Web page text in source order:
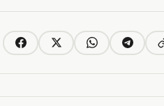
FacebookTwitter/XWhatsAppTelegram